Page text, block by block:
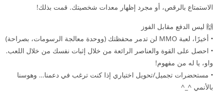
الاستمتاع بالرقص، أو مجرد إظهار معدات شخصيتك. قمت بذلك!
🙌 ليس الدفع مقابل الفوز
• أخيرًا، لعبة MMO لن تدمر محفظتك (ووحدة معالجة الرسومات، بصراحة)
• احصل على القوة والعناصر الرائعة من خلال إثبات نفسك من خلال اللعب.
واو، يا له من مفهوم!
• مستحضرات تجميل/تحويل اختياري إذا كنت ترغب في دعمنا… وهوسنا
بالأنمي ^_^